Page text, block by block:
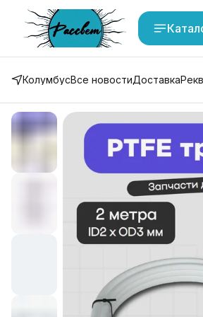
КолумбусВсе новостиДоставка